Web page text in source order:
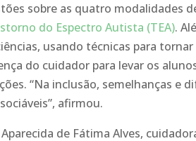
sobre as quatro modalidades
do Espectro Autista (TEA).
usando técnicas para
do cuidador para levar os
“Na inclusão, semelhanças e
afirmou.
Aparecida de Fátima Alves,